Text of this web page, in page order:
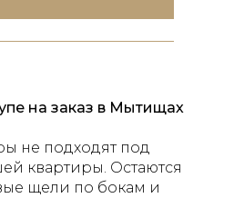
на заказ в Мытищах
не подходят под
квартиры. Остаются
щели по бокам и